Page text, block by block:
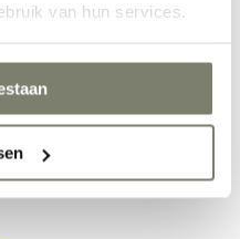
van hun services.